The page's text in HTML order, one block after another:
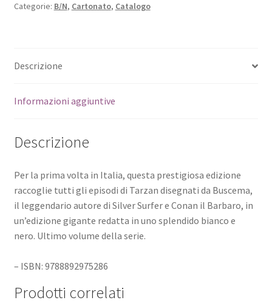
Categorie: B/N, Cartonato, Catalogo
Descrizione
Informazioni aggiuntive
Descrizione
Per la prima volta in Italia, questa prestigiosa edizione
raccoglie tutti gli episodi di Tarzan disegnati da Buscema,
il leggendario autore di Silver Surfer e Conan il Barbaro, in
un’edizione gigante redatta in uno splendido bianco e
nero. Ultimo volume della serie.
– ISBN: 9788892975286
Prodotti correlati